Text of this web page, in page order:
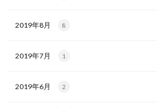
2019年8月 8
2019年7月 1
2019年6月 2